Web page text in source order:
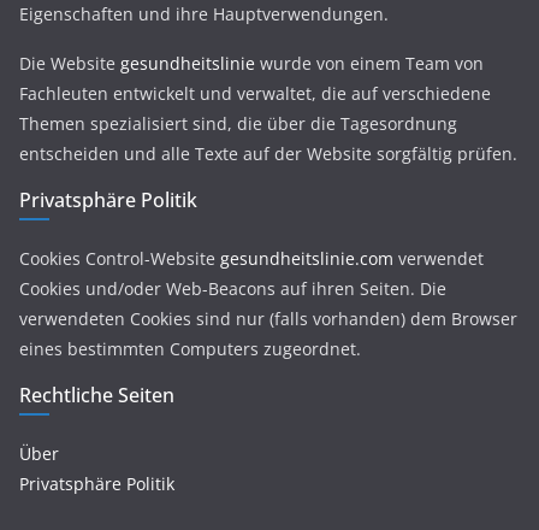
Eigenschaften und ihre Hauptverwendungen.
Die Website gesundheitslinie wurde von einem Team von
Fachleuten entwickelt und verwaltet, die auf verschiedene
Themen spezialisiert sind, die über die Tagesordnung
entscheiden und alle Texte auf der Website sorgfältig prüfen.
Privatsphäre Politik
Cookies Control-Website gesundheitslinie.com verwendet
Cookies und/oder Web-Beacons auf ihren Seiten. Die
verwendeten Cookies sind nur (falls vorhanden) dem Browser
eines bestimmten Computers zugeordnet.
Rechtliche Seiten
Über
Privatsphäre Politik